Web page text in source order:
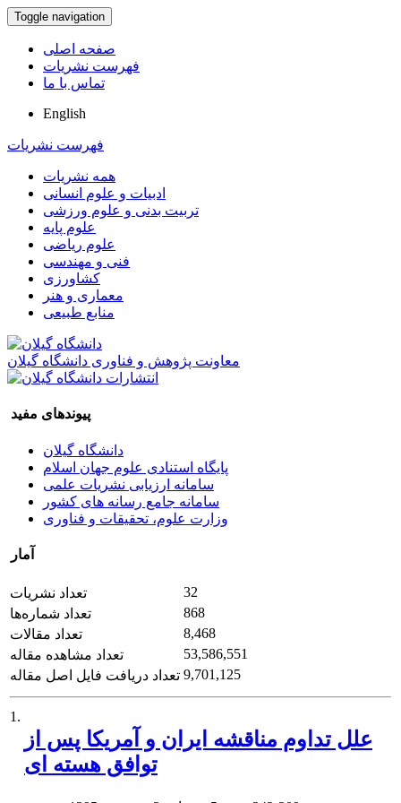
Toggle navigation
صفحه اصلی
فهرست نشریات
تماس با ما
English
فهرست نشریات
همه نشریات
ادبیات و علوم انسانی
تربیت بدنی و علوم ورزشی
علوم پایه
علوم ریاضی
فنی و مهندسی
کشاورزی
معماری و هنر
منابع طبیعی
معاونت پژوهش و فناوری دانشگاه گیلان
پیوندهای مفید
دانشگاه گیلان
پایگاه استنادی علوم جهان اسلام
سامانه ارزیابی نشریات علمی
سامانه جامع رسانه های کشور
وزارت علوم، تحقیقات و فناوری
آمار
تعداد نشریات
32
تعداد شماره‌ها
868
تعداد مقالات
8,468
تعداد مشاهده مقاله
53,586,551
تعداد دریافت فایل اصل مقاله 9,701,125
1.
علل تداوم مناقشه ایران و آمریکا پس از
توافق هسته ای